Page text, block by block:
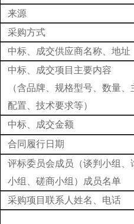
来源
采购方式
中标、成交供应商名称、地址
中标、成交项目主要内容
（含品牌、规格型号、数量、
配置、技术要求等）
中标、成交金额
合同履行日期
评标委员会成员（谈判小组、
小组
、磋商小组 ）成员名单
采购项目联系人姓名、电话